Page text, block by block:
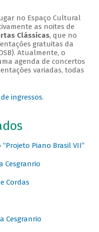
no Espaço Cultural
as noites de
Clássicas, que no
gratuitas da
Atualmente, o
agenda de concertos
variadas, todas
ingressos.
Piano Brasil VII”
Cesgranrio
Cordas
Cesgranrio